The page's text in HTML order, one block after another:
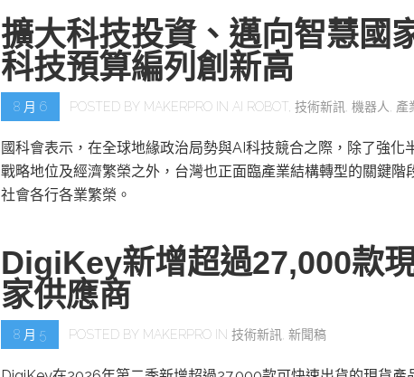
擴大科技投資、邁向智慧
科技預算編列創新高
8 月 6 POSTED BY MAKERPRO IN AI ROBOT 技術新訊 機器人 產
國科會表示，在全球地緣政治局勢與AI科技競合之際，除了強化
戰略地位及經濟繁榮之外，台灣也正面臨產業結構轉型的關鍵階
社會各行各業繁榮。
DigiKey新增超過27,000款
家供應商
8 月 5 POSTED BY MAKERPRO IN 技術新訊 新聞稿